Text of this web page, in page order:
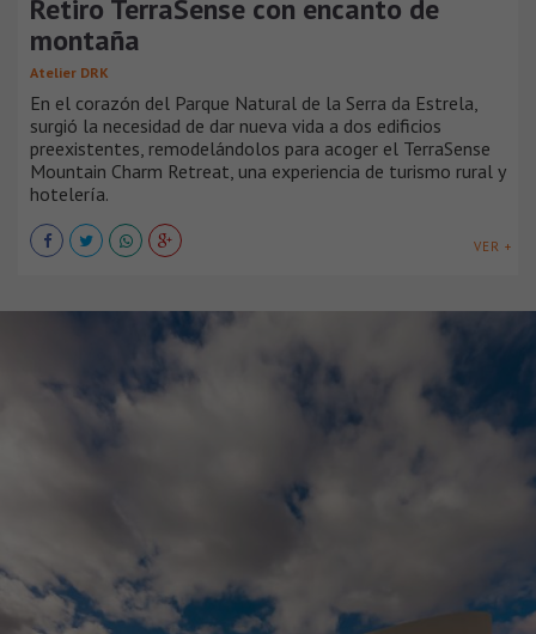
Retiro TerraSense con encanto de
montaña
Atelier DRK
En el corazón del Parque Natural de la Serra da Estrela,
surgió la necesidad de dar nueva vida a dos edificios
preexistentes, remodelándolos para acoger el TerraSense
Mountain Charm Retreat, una experiencia de turismo rural y
hotelería.
VER +